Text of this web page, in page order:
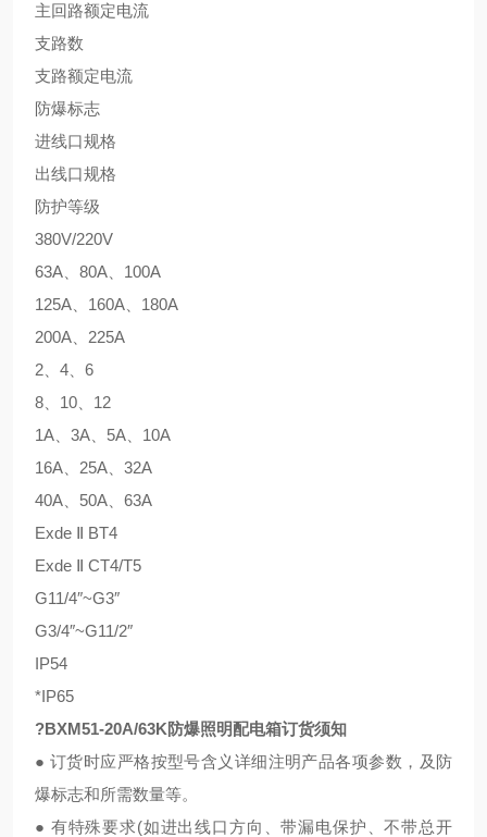
主回路额定电流
支路数
支路额定电流
防爆标志
进线口规格
出线口规格
防护等级
380V/220V
63A、80A、100A
125A、160A、180A
200A、225A
2、4、6
8、10、12
1A、3A、5A、10A
16A、25A、32A
40A、50A、63A
Exde Ⅱ BT4
Exde Ⅱ CT4/T5
G11/4″~G3″
G3/4″~G11/2″
IP54
*IP65
?BXM51-20A/63K防爆照明配电箱订货须知
● 订货时应严格按型号含义详细注明产品各项参数，及防
爆标志和所需数量等。
● 有特殊要求(如进出线口方向、带漏电保护、不带总开